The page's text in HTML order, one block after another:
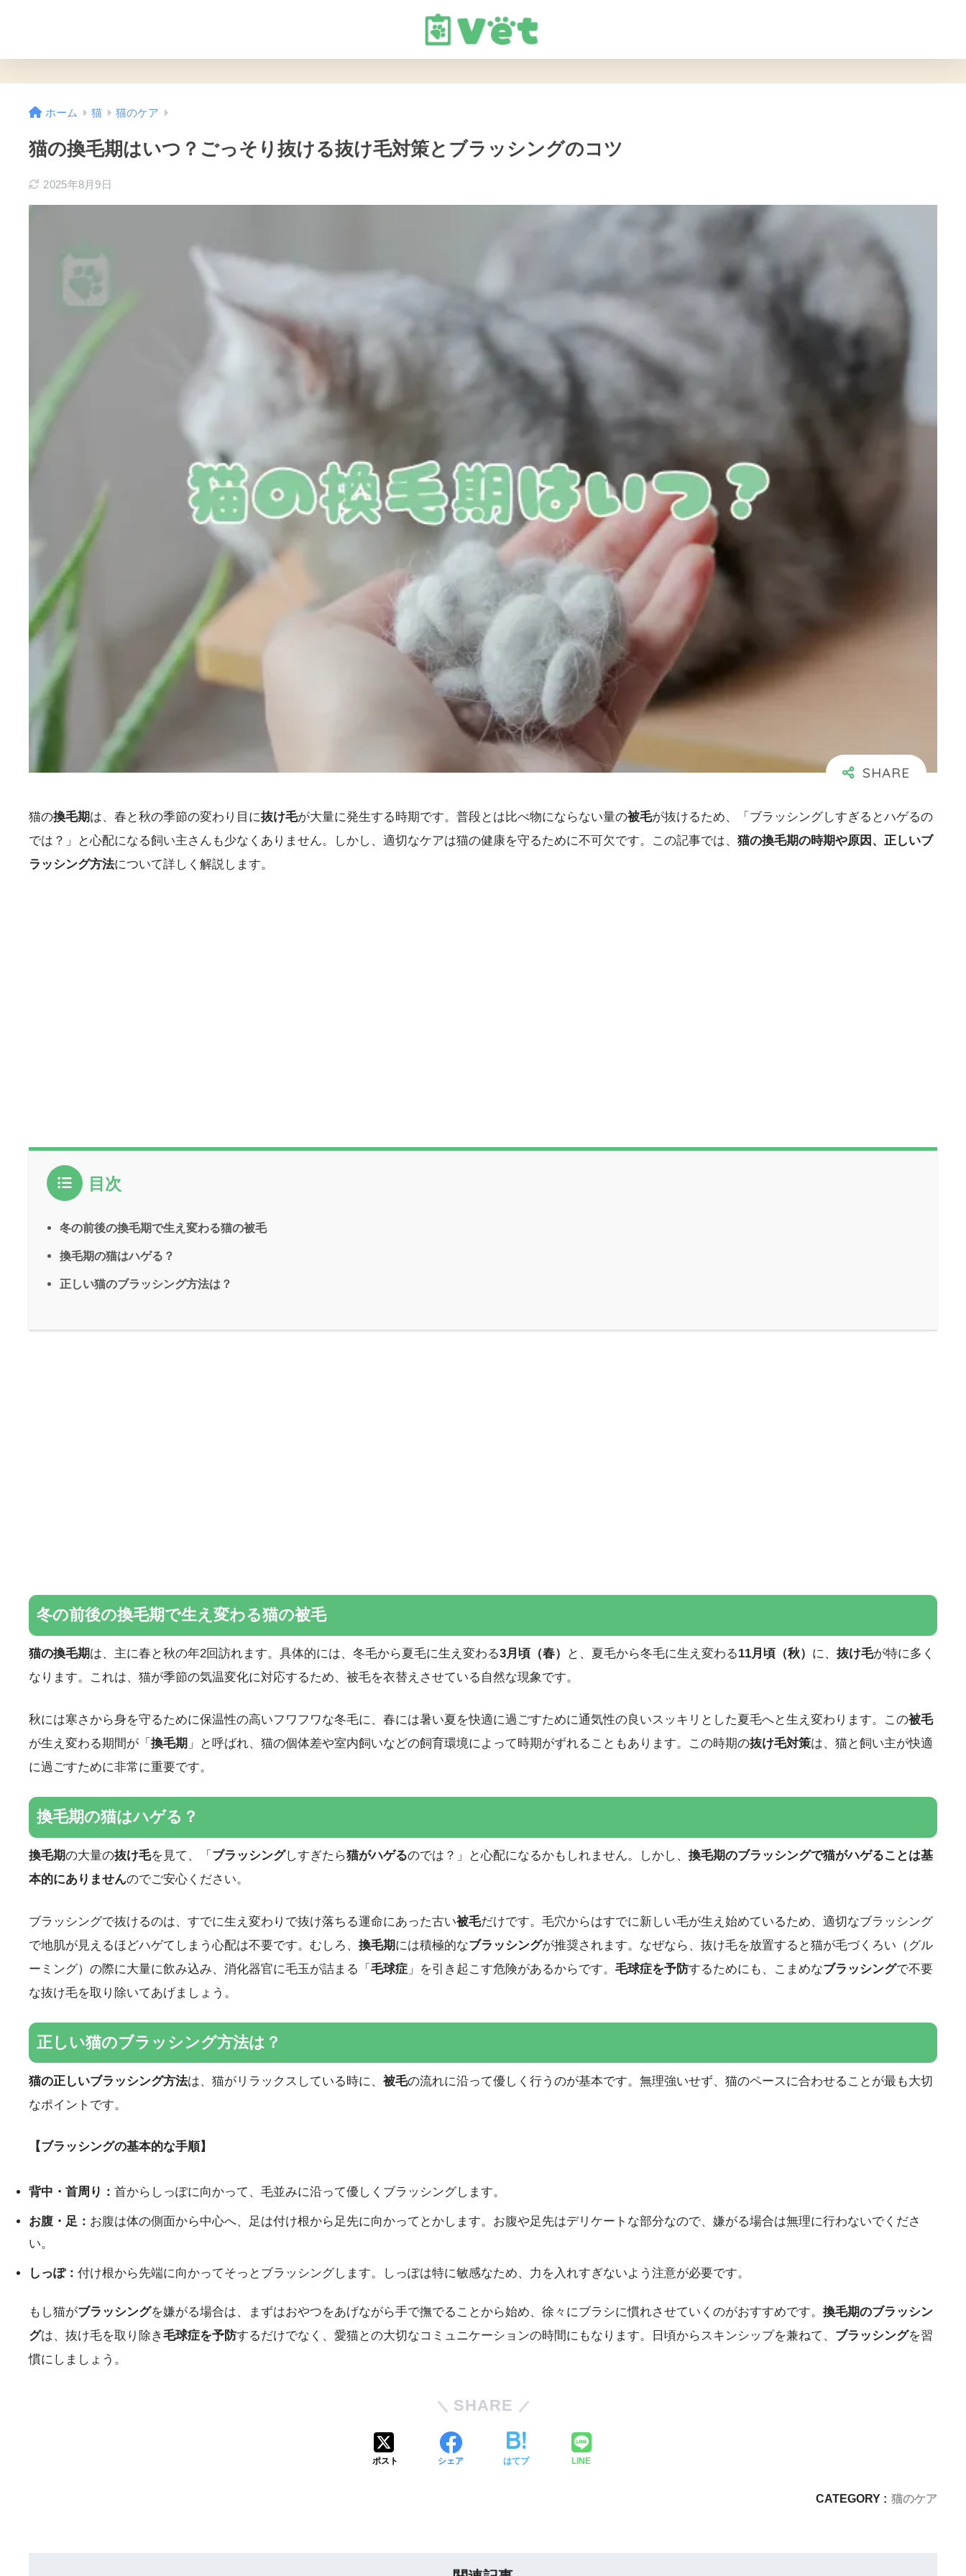
ホーム 猫 猫のケア
猫の換毛期はいつ？ごっそり抜ける抜け毛対策とブラッシングのコツ
2025年8月9日
猫の換毛期は、春と秋の季節の変わり目に抜け毛が大量に発生する時期です。普段とは比べ物にならない量の被毛が抜けるため、「ブラッシングしすぎるとハゲるの
では？」と心配になる飼い主さんも少なくありません。しかし、適切なケアは猫の健康を守るために不可欠です。この記事では、 猫の換毛期の時期や原因、正しいブ
ラッシング方法について詳しく解説します。
目次
冬の前後の換毛期で生え変わる猫の被毛
換毛期の猫はハゲる？
正しい猫のブラッシング方法は？
冬の前後の換毛期で生え変わる猫の被毛
猫の換毛期は、主に春と秋の年2回訪れます。具体的には、冬毛から夏毛に生え変わる3月頃（春） と、夏毛から冬毛に生え変わる11月頃（秋） に、 抜け毛が特に多く
なります。これは、猫が季節の気温変化に対応するため、被毛を衣替えさせている自然な現象です。
秋には寒さから身を守るために保温性の高いフワフワな冬毛に、春には暑い夏を快適に過ごすために通気性の良いスッキリとした夏毛へと生え変わります。この被毛
が生え変わる期間が「 換毛期 」と呼ばれ、猫の個体差や室内飼いなどの飼育環境によって時期がずれることもあります。この時期の抜け毛対策は、猫と飼い主が快適
に過ごすために非常に重要です。
換毛期の猫はハゲる？
換毛期の大量の抜け毛を見て、「 ブラッシングしすぎたら猫がハゲるのでは？」と心配になるかもしれません。しかし、 換毛期のブラッシングで猫がハゲることは基
本的にありませんのでご安心ください。
ブラッシングで抜けるのは、すでに生え変わりで抜け落ちる運命にあった古い被毛だけです。毛穴からはすでに新しい毛が生え始めているため、適切なブラッシング
で地肌が見えるほどハゲてしまう心配は不要です。むしろ、 換毛期には積極的なブラッシングが推奨されます。なぜなら、抜け毛を放置すると猫が毛づくろい（グル
ーミング）の際に大量に飲み込み、消化器官に毛玉が詰まる「 毛球症 」を引き起こす危険があるからです。 毛球症を予防するためにも、こまめなブラッシングで不要
な抜け毛を取り除いてあげましょう。
正しい猫のブラッシング方法は？
猫の正しいブラッシング方法は、猫がリラックスしている時に、 被毛の流れに沿って優しく行うのが基本です。無理強いせず、猫のペースに合わせることが最も大切
なポイントです。
【ブラッシングの基本的な手順】
背中・首周り： 首からしっぽに向かって、毛並みに沿って優しくブラッシングします。
お腹・足： お腹は体の側面から中心へ、足は付け根から足先に向かってとかします。お腹や足先はデリケートな部分なので、嫌がる場合は無理に行わないでくださ
い。
しっぽ： 付け根から先端に向かってそっとブラッシングします。しっぽは特に敏感なため、力を入れすぎないよう注意が必要です。
もし猫がブラッシングを嫌がる場合は、まずはおやつをあげながら手で撫でることから始め、徐々にブラシに慣れさせていくのがおすすめです。 換毛期のブラッシン
グは、抜け毛を取り除き毛球症を予防するだけでなく、愛猫との大切なコミュニケーションの時間にもなります。日頃からスキンシップを兼ねて、 ブラッシングを習
慣にしましょう。
SHARE
ポスト シェア はてブ LINE
CATEGORY : 猫のケア